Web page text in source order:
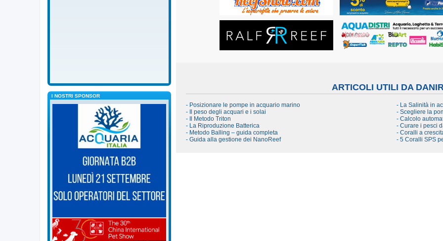
ARTICOLI UTILI DA
- Posizionare le pompe in acquario marino
- Il peso degli acquari e i solai
- Il Metodo Triton
- La Riproduzione Batterica
- Metodo Balling – guida completa
- Guida alla gestione dei NanoReef
- La Salinità in
- Scegliere la
- Calcolo
- Curare i pesci
- Coralli a
- 5 Coralli SPS
I NOSTRI SPONSOR